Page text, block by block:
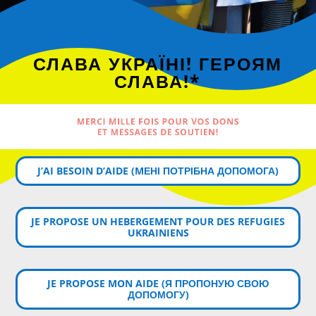
СЛАВА УКРАЇНІ! ГЕРОЯМ
СЛАВА!*
MERCI MILLE FOIS POUR VOS DONS
ET MESSAGES DE SOUTIEN!
J’AI BESOIN D’AIDE (MЕНІ ПОТРІБНА ДОПОМОГА)
JE PROPOSE UN HEBERGEMENT POUR DES REFUGIES
UKRAINIENS
JE PROPOSE MON AIDE (Я ПРОПОНУЮ СВОЮ
ДОПОМОГУ)